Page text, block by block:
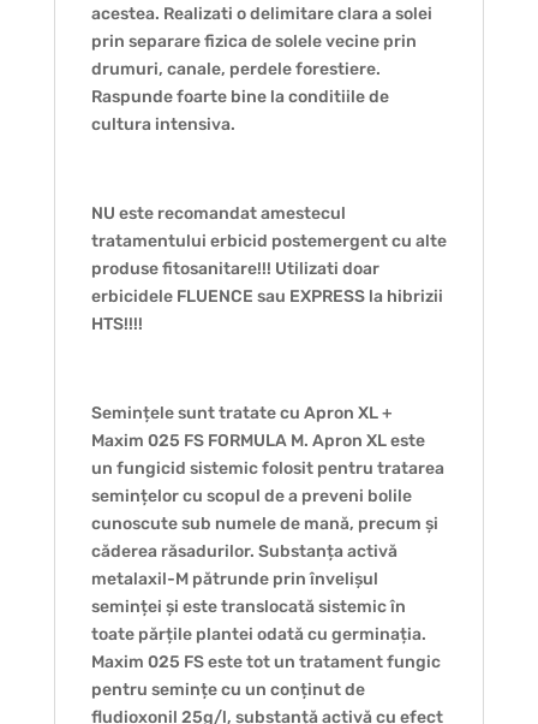
acestea. Realizati o delimitare clara a solei
prin separare fizica de solele vecine prin
drumuri, canale, perdele forestiere.
Raspunde foarte bine la conditiile de
cultura intensiva.
NU este recomandat amestecul
tratamentului erbicid postemergent cu alte
produse fitosanitare!!! Utilizati doar
erbicidele FLUENCE sau EXPRESS la hibrizii
HTS!!!!
Semințele sunt tratate cu Apron XL +
Maxim 025 FS FORMULA M. Apron XL este
un fungicid sistemic folosit pentru tratarea
semințelor cu scopul de a preveni bolile
cunoscute sub numele de mană, precum și
căderea răsadurilor. Substanța activă
metalaxil-M pătrunde prin învelișul
seminței și este translocată sistemic în
toate părțile plantei odată cu germinația.
Maxim 025 FS este tot un tratament fungic
pentru semințe cu un conținut de
fludioxonil 25g/l, substanță activă cu efect